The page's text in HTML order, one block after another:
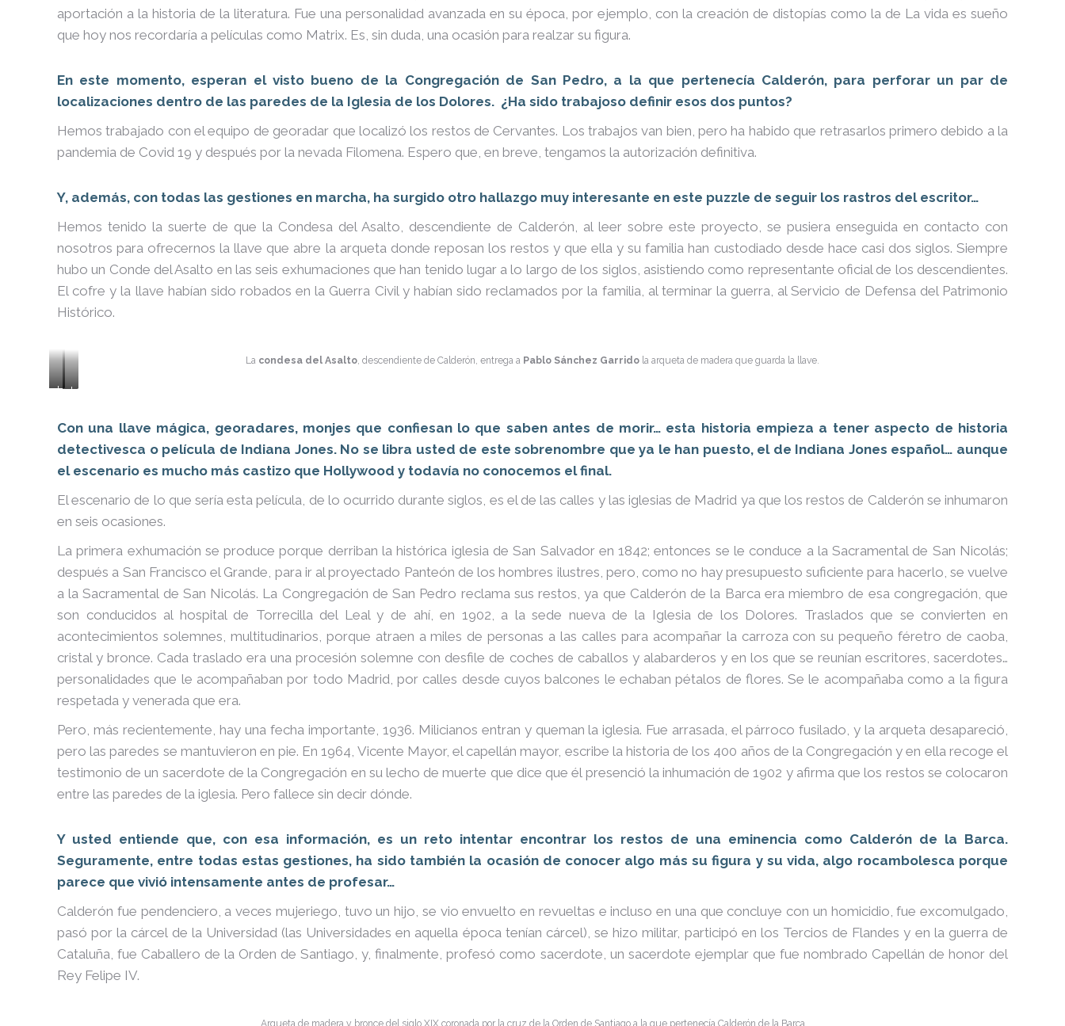
aportación a la historia de la literatura. Fue una personalidad avanzada en su época, por ejemplo, con la creación de distopías como la de La vida es sueño
que hoy nos recordaría a películas como Matrix. Es, sin duda, una ocasión para realzar su figura.
En este momento, esperan el visto bueno de la Congregación de San Pedro, a la que pertenecía Calderón, para perforar un par de
localizaciones dentro de las paredes de la Iglesia de los Dolores. ¿Ha sido trabajoso definir esos dos puntos?
Hemos trabajado con el equipo de georadar que localizó los restos de Cervantes. Los trabajos van bien, pero ha habido que retrasarlos primero debido a la
pandemia de Covid 19 y después por la nevada Filomena. Espero que, en breve, tengamos la autorización definitiva.
Y, además, con todas las gestiones en marcha, ha surgido otro hallazgo muy interesante en este puzzle de seguir los rastros del escritor…
Hemos tenido la suerte de que la Condesa del Asalto, descendiente de Calderón, al leer sobre este proyecto, se pusiera enseguida en contacto con
nosotros para ofrecernos la llave que abre la arqueta donde reposan los restos y que ella y su familia han custodiado desde hace casi dos siglos. Siempre
hubo un Conde del Asalto en las seis exhumaciones que han tenido lugar a lo largo de los siglos, asistiendo como representante oficial de los descendientes.
El cofre y la llave habían sido robados en la Guerra Civil y habían sido reclamados por la familia, al terminar la guerra, al Servicio de Defensa del Patrimonio
Histórico.
La condesa del Asalto, descendiente de Calderón, entrega a Pablo Sánchez Garrido la arqueta de madera que guarda la llave.
Los
del
San
Pablo
buscan
los
del
dramaturgo
La
que
la
urna
de
Calderón
la
Barca
Con una llave mágica, georadares, monjes que confiesan lo que saben antes de morir… esta historia empieza a tener aspecto de historia
detectivesca o película de Indiana Jones. No se libra usted de este sobrenombre que ya le han puesto, el de Indiana Jones español… aunque
el escenario es mucho más castizo que Hollywood y todavía no conocemos el final.
El escenario de lo que sería esta película, de lo ocurrido durante siglos, es el de las calles y las iglesias de Madrid ya que los restos de Calderón se inhumaron
en seis ocasiones.
La primera exhumación se produce porque derriban la histórica iglesia de San Salvador en 1842; entonces se le conduce a la Sacramental de San Nicolás;
después a San Francisco el Grande, para ir al proyectado Panteón de los hombres ilustres, pero, como no hay presupuesto suficiente para hacerlo, se vuelve
a la Sacramental de San Nicolás. La Congregación de San Pedro reclama sus restos, ya que Calderón de la Barca era miembro de esa congregación, que
son conducidos al hospital de Torrecilla del Leal y de ahí, en 1902, a la sede nueva de la Iglesia de los Dolores. Traslados que se convierten en
acontecimientos solemnes, multitudinarios, porque atraen a miles de personas a las calles para acompañar la carroza con su pequeño féretro de caoba,
cristal y bronce. Cada traslado era una procesión solemne con desfile de coches de caballos y alabarderos y en los que se reunían escritores, sacerdotes…
personalidades que le acompañaban por todo Madrid, por calles desde cuyos balcones le echaban pétalos de flores. Se le acompañaba como a la figura
respetada y venerada que era.
Pero, más recientemente, hay una fecha importante, 1936. Milicianos entran y queman la iglesia. Fue arrasada, el párroco fusilado, y la arqueta desapareció,
pero las paredes se mantuvieron en pie. En 1964, Vicente Mayor, el capellán mayor, escribe la historia de los 400 años de la Congregación y en ella recoge el
testimonio de un sacerdote de la Congregación en su lecho de muerte que dice que él presenció la inhumación de 1902 y afirma que los restos se colocaron
entre las paredes de la iglesia. Pero fallece sin decir dónde.
Y usted entiende que, con esa información, es un reto intentar encontrar los restos de una eminencia como Calderón de la Barca.
Seguramente, entre todas estas gestiones, ha sido también la ocasión de conocer algo más su figura y su vida, algo rocambolesca porque
parece que vivió intensamente antes de profesar…
Calderón fue pendenciero, a veces mujeriego, tuvo un hijo, se vio envuelto en revueltas e incluso en una que concluye con un homicidio, fue excomulgado,
pasó por la cárcel de la Universidad (las Universidades en aquella época tenían cárcel), se hizo militar, participó en los Tercios de Flandes y en la guerra de
Cataluña, fue Caballero de la Orden de Santiago, y, finalmente, profesó como sacerdote, un sacerdote ejemplar que fue nombrado Capellán de honor del
Rey Felipe IV.
Arqueta de madera y bronce del siglo XIX coronada por la cruz de la Orden de Santiago a la que pertenecía Calderón de la Barca